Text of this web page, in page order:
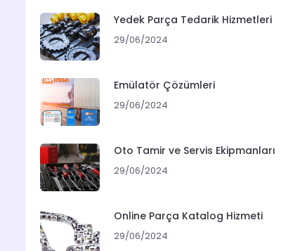
Yedek Parça Tedarik Hizmetleri
29/06/2024
Emülatör Çözümleri
29/06/2024
Oto Tamir ve Servis Ekipmanları
29/06/2024
Online Parça Katalog Hizmeti
29/06/2024